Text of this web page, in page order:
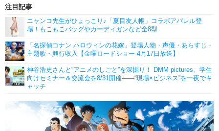
注目記事
ニャンコ先生がひょっこり♪「夏目友人帳」コラボアパレル登
場！もこもこバッグやカーディガンなど全8型
「名探偵コナン ハロウィンの花嫁」登場人物・声優・あらすじ・
主題歌・興行収入【金曜ロードショー 4月17日放送】
神谷浩史さんと“アニメのしごと”を深掘り！ DMM pictures、学生
向けセミナー＆交流会を8/31開催――“現場×ビジネス”を一夜でキ
ャッチ